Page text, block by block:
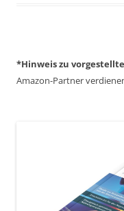
*Hinweis zu
Amazon-Partner